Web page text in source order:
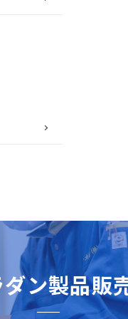
ダン製品販